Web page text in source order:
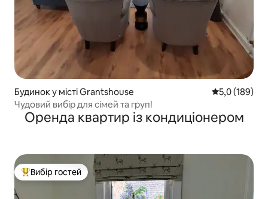
Будинок у місті Grantshouse Середня
5,0 (189)
Чудовий вибір для сімей та груп!
Оренда квартир із кондиціонером
Топ вибір гостей
Вибір гостей